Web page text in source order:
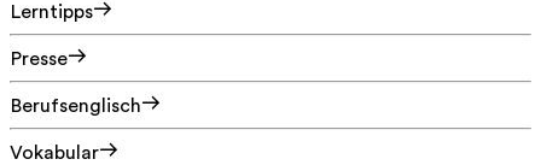
Lerntipps
Presse
Berufsenglisch
Vokabular